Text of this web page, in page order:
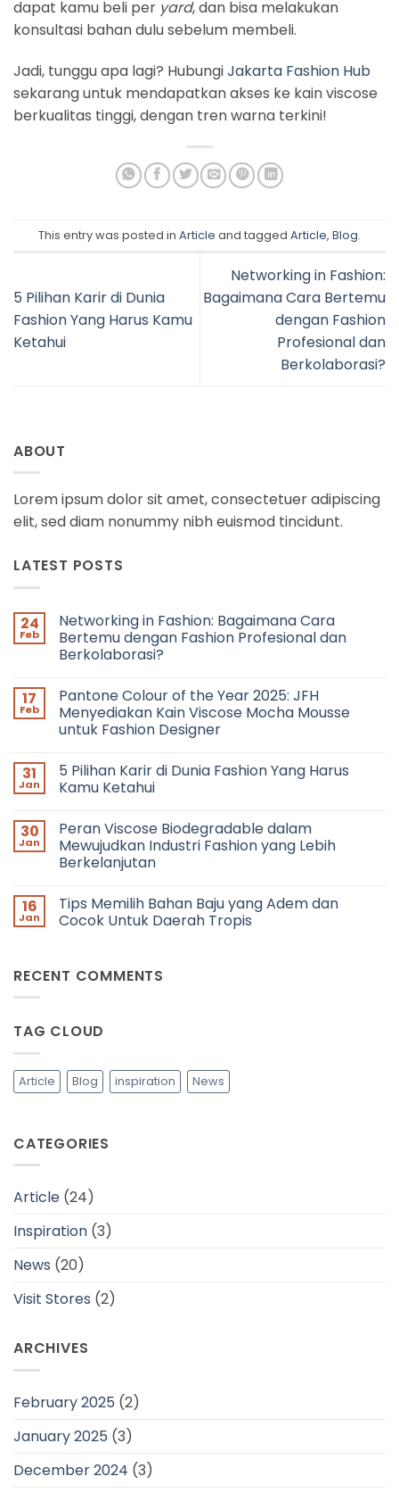
dapat kamu beli per yard, dan bisa melakukan
konsultasi bahan dulu sebelum membeli.
Jadi, tunggu apa lagi? HubungiJakarta Fashion Hub
sekarang untuk mendapatkan akses ke kain viscose
berkualitas tinggi, dengan tren warna terkini!
This entry was posted in Article and tagged Article, Blog.
5 Pilihan Karir di Dunia
Fashion Yang Harus Kamu
Ketahui
Networking in Fashion:
Bagaimana Cara Bertemu
dengan Fashion
Profesional dan
Berkolaborasi?
ABOUT
Lorem ipsum dolor sit amet, consectetuer adipiscing
elit, sed diam nonummy nibh euismod tincidunt.
LATEST POSTS
24
Feb
Networking in Fashion: Bagaimana Cara
Bertemu dengan Fashion Profesional dan
Berkolaborasi?
on
Networking
in
Fashion:
Bertemu
dengan
Fashion
Berkolaborasi?
17
Feb
Pantone Colour of the Year 2025: JFH
Menyediakan Kain Viscose Mocha Mousse
untuk Fashion Designer
on
Pantone
Colour
Year
2025:
JFH
Menyediakan
Mocha
Mousse
untuk
31
Jan
5 Pilihan Karir di Dunia Fashion Yang Harus
Kamu Ketahui
on
5
Pilihan
Karir
Fashion
Yang
Harus
30
Jan
Peran Viscose Biodegradable dalam
Mewujudkan Industri Fashion yang Lebih
Berkelanjutan
on
Peran
Viscose
Industri
Fashion
16
Jan
Tips Memilih Bahan Baju yang Adem dan
Cocok Untuk Daerah Tropis
Tips
Memilih
Adem
Daerah
Tropis
RECENT COMMENTS
TAG CLOUD
Article Blog inspiration News
CATEGORIES
Article (24)
Inspiration (3)
News (20)
Visit Stores (2)
ARCHIVES
February 2025 (2)
January 2025 (3)
December 2024 (3)